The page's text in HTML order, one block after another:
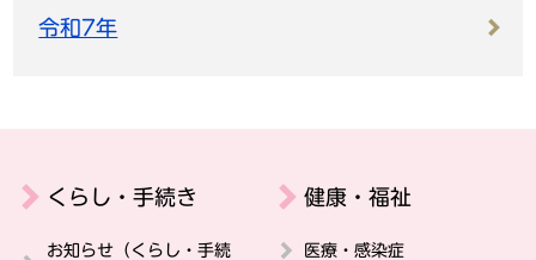
令和7年
くらし・手続き
お知らせ（くらし・手続
健康・福祉
医療・感染症